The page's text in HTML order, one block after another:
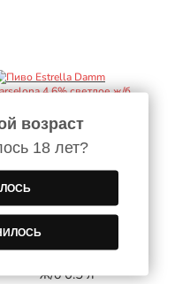
Пиво Estrella Damm
ж/б 0.5 л
возраст
18 лет?